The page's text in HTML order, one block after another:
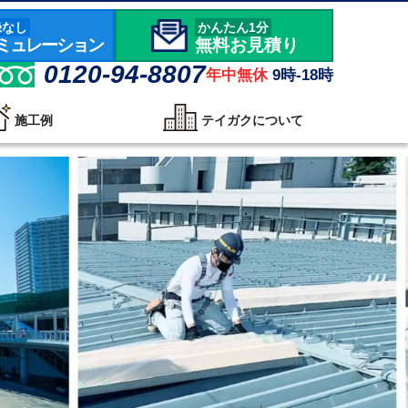
し
ュレーション
かんたん1分
無料お見積り
0120-94-8807年中無休 9時-18時
施工例 テイガクについて